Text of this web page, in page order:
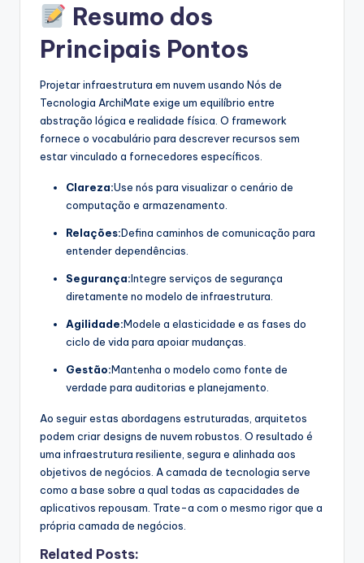
Resumo dos
Principais Pontos
Projetar infraestrutura em nuvem usando Nós de
Tecnologia ArchiMate exige um equilíbrio entre
abstração lógica e realidade física. O framework
fornece o vocabulário para descrever recursos sem
estar vinculado a fornecedores específicos.
Clareza:Use nós para visualizar o cenário de
computação e armazenamento.
Relações:Defina caminhos de comunicação para
entender dependências.
Segurança:Integre serviços de segurança
diretamente no modelo de infraestrutura.
Agilidade:Modele a elasticidade e as fases do
ciclo de vida para apoiar mudanças.
Gestão:Mantenha o modelo como fonte de
verdade para auditorias e planejamento.
Ao seguir estas abordagens estruturadas, arquitetos
podem criar designs de nuvem robustos. O resultado é
uma infraestrutura resiliente, segura e alinhada aos
objetivos de negócios. A camada de tecnologia serve
como a base sobre a qual todas as capacidades de
aplicativos repousam. Trate-a com o mesmo rigor que a
própria camada de negócios.
Related Posts: